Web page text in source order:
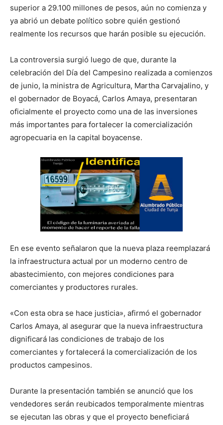
superior a 29.100 millones de pesos, aún no comienza y
ya abrió un debate político sobre quién gestionó
realmente los recursos que harán posible su ejecución.
La controversia surgió luego de que, durante la
celebración del Día del Campesino realizada a comienzos
de junio, la ministra de Agricultura, Martha Carvajalino, y
el gobernador de Boyacá, Carlos Amaya, presentaran
oficialmente el proyecto como una de las inversiones
más importantes para fortalecer la comercialización
agropecuaria en la capital boyacense.
En ese evento señalaron que la nueva plaza reemplazará
la infraestructura actual por un moderno centro de
abastecimiento, con mejores condiciones para
comerciantes y productores rurales.
«Con esta obra se hace justicia», afirmó el gobernador
Carlos Amaya, al asegurar que la nueva infraestructura
dignificará las condiciones de trabajo de los
comerciantes y fortalecerá la comercialización de los
productos campesinos.
Durante la presentación también se anunció que los
vendedores serán reubicados temporalmente mientras
se ejecutan las obras y que el proyecto beneficiará